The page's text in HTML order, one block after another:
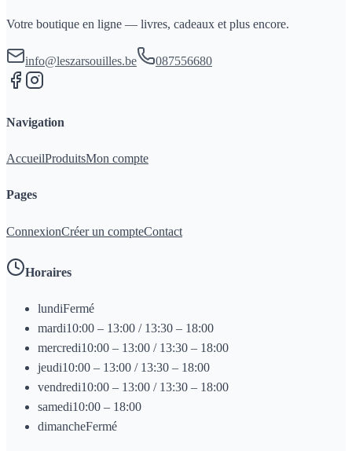
Votre boutique en ligne — livres, cadeaux et plus encore.
info@leszarsouilles.be 087556680
Navigation
AccueilProduitsMon compte
Pages
ConnexionCréer un compteContact
Horaires
lundiFermé
mardi10:00 – 13:00 / 13:30 – 18:00
mercredi10:00 – 13:00 / 13:30 – 18:00
jeudi10:00 – 13:00 / 13:30 – 18:00
vendredi10:00 – 13:00 / 13:30 – 18:00
samedi10:00 – 18:00
dimancheFermé